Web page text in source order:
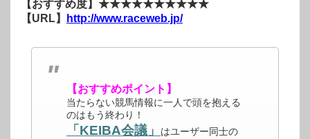
【おすすめ度】★★★★★★★★★★
【URL】
http://www.raceweb.jp/
【おすすめポイント】
当たらない競馬情報に一人で頭を抱える
のはもう終わり！
「KEIBA会議」
はユーザー同士の